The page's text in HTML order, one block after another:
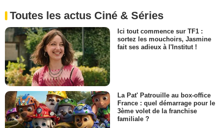
Toutes les actus Ciné & Séries
Ici tout commence sur TF1 :
sortez les mouchoirs, Jasmine
fait ses adieux à l'Institut !
La Pat' Patrouille au box-office
France : quel démarrage pour le
3ème volet de la franchise
familiale ?